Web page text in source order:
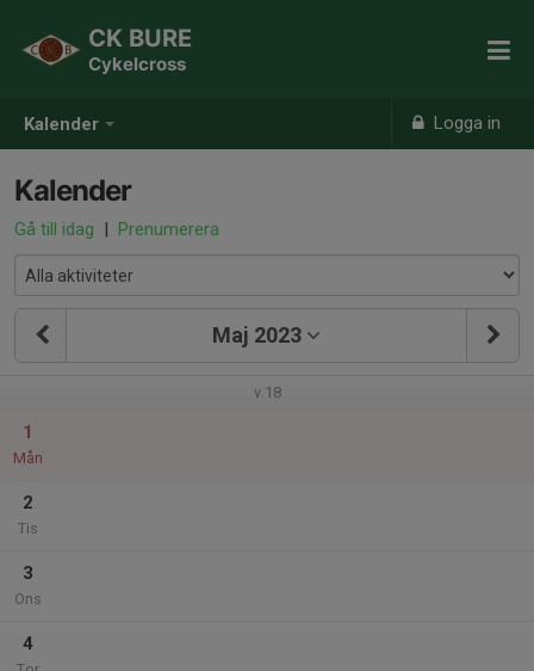
Kalender Logga in
CK BURE
Cykelcross
Kalender
Gå till idag | Prenumerera
Maj 2023
v.18
1
Mån
2
Tis
3
Ons
4